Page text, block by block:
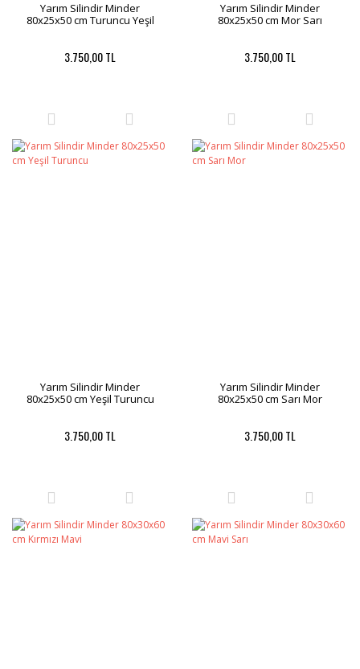
Yarım Silindir Minder
80x25x50 cm Turuncu Yeşil
3.750,00 TL
Yarım Silindir Minder
80x25x50 cm Mor Sarı
3.750,00 TL
Yarım Silindir Minder
80x25x50 cm Yeşil Turuncu
3.750,00 TL
Yarım Silindir Minder
80x25x50 cm Sarı Mor
3.750,00 TL